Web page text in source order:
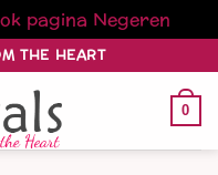
pagina Negeren
THE HEART
0